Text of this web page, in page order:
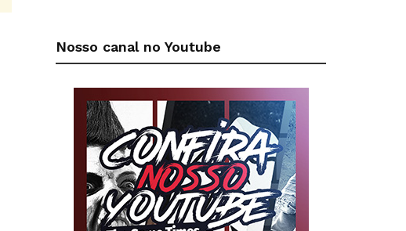
Nosso canal no Youtube